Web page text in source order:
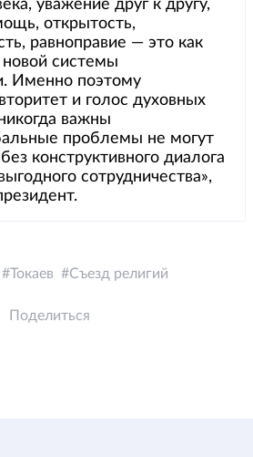
уважение друг к другу,
открытость,
равноправие — это как
системы
Именно поэтому
и голос духовных
важны
проблемы не могут
конструктивного диалога
сотрудничества»,
Токаев Съезд религий
Поделиться